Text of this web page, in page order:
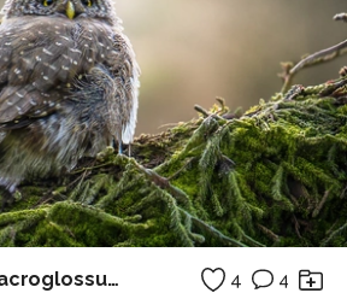
Kolibrievlinder (Macroglossum stellatarum) 4 4